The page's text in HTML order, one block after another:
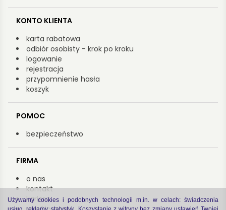
Używamy cookies i podobnych technologii m.in. w celach: świadczenia
KONTO KLIENTA
karta rabatowa
odbiór osobisty - krok po kroku
logowanie
rejestracja
przypomnienie hasła
koszyk
POMOC
bezpieczeństwo
FIRMA
o nas
kontakt
kariera